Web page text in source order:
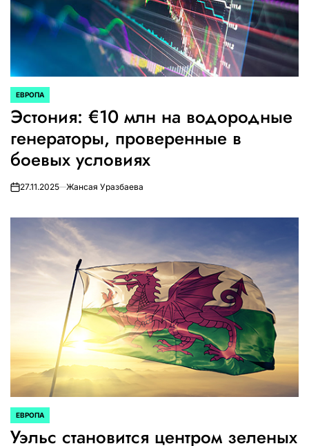
ОПУБЛИКОВАНО
В
ЕВРОПА
Эстония: €10 млн на водородные
генераторы, проверенные в
боевых условиях
on27.11.2025 Жансая Уразбаева
ОПУБЛИКОВАНО
В
ЕВРОПА
Уэльс становится центром зеленых